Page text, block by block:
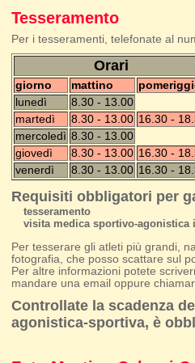
Tesseramento
Per i tesseramenti, telefonate al
Orari
giorno mattino
lunedì
8.30 - 13.00
martedì
8.30 - 13.00 16.30 -
mercoledì 8.30 - 13.00
giovedì
8.30 - 13.00 16.30 -
venerdì
8.30 - 13.00 16.30 -
Requisiti obbligatori per
tesseramento
visita medica sportivo-agonistica
Per tesserare gli atleti più grandi,
fotografia, che posso scattare sul
Per altre informazioni potete
mandare una email oppure
Controllate la scadenza
agonistica-sportiva, è